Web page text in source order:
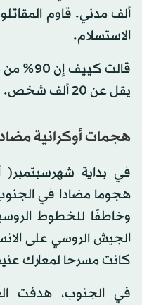
ألف مدني. قاوم
الاستسلام.
قالت
يقل عن 20 ألف شخص.
هجمات أوكرانية
في بداية شهرسبتمبر(
هجوما مضادا في
وخاطفًا للخطوط
الجيش الروسي على
كانت مسرحا لمعارك
في الجنوب، هدفت